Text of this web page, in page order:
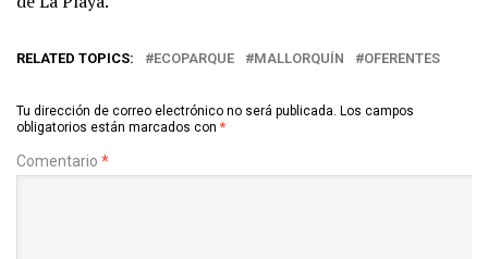
RELATED TOPICS: ECOPARQUE MALLORQUÍN OFERENTES
Tu dirección de correo electrónico no será publicada. Los campos
obligatorios están marcados con *
Comentario *